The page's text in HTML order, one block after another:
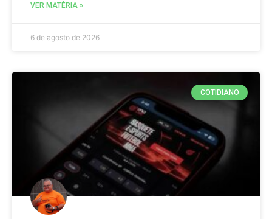
VER MATÉRIA »
6 de agosto de 2026
COTIDIANO